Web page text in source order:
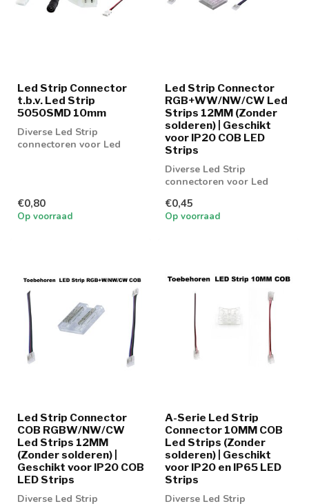
Led Strip Connector
t.b.v. Led Strip
5050SMD 10mm
Diverse Led Strip
connectoren voor Led
€0,80
Op voorraad
Led Strip Connector
RGB+WW/NW/CW Led
Strips 12MM (Zonder
solderen) | Geschikt
voor IP20 COB LED
Strips
Diverse Led Strip
connectoren voor Led
€0,45
Op voorraad
Led Strip Connector
COB RGBW/NW/CW
Led Strips 12MM
(Zonder solderen) |
Geschikt voor IP20 COB
LED Strips
Diverse Led Strip
A-Serie Led Strip
Connector 10MM COB
Led Strips (Zonder
solderen) | Geschikt
voor IP20 en IP65 LED
Strips
Diverse Led Strip